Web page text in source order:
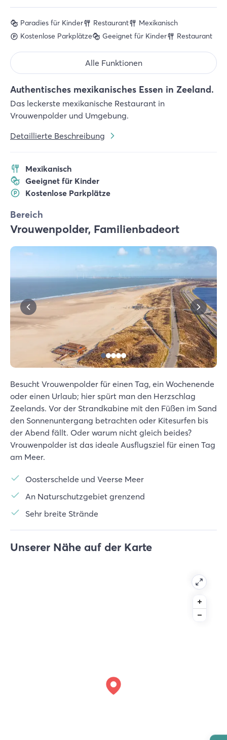
Authentisches mexikanisches Essen in Zeeland.
Das leckerste mexikanische Restaurant in
Vrouwenpolder und Umgebung.
Detaillierte Beschreibung
Mexikanisch
Geeignet für Kinder
Kostenlose Parkplätze
Paradies für Kinder Restaurant
Mexikanisch
Kostenlose Parkplätze
Geeignet für Kinder Restaurant
Alle Funktionen
Bereich
Vrouwenpolder, Familienbadeort
Besucht Vrouwenpolder für einen Tag, ein Wochenende
oder einen Urlaub; hier spürt man den Herzschlag
Zeelands. Vor der Strandkabine mit den Füßen im Sand
den Sonnenuntergang betrachten oder Kitesurfen bis
der Abend fällt. Oder warum nicht gleich beides?
Vrouwenpolder ist das ideale Ausflugsziel für einen Tag
am Meer.
Oosterschelde und Veerse Meer
An Naturschutzgebiet grenzend
Sehr breite Strände
Unserer Nähe auf der Karte